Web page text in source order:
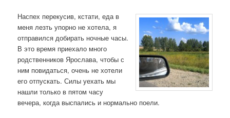
Наспех перекусив, кстати, еда в
меня лезть упорно не хотела, я
отправился добирать ночные часы.
В это время приехало много
родственников Ярослава, чтобы с
ним повидаться, очень не хотели
его отпускать. Силы уехать мы
нашли только в пятом часу
вечера, когда выспались и нормально поели.